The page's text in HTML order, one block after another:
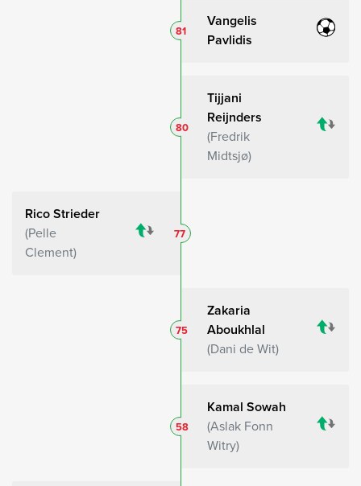
Vangelis
Pavlidis
81
Tijjani
Reijnders
Fredrik
Midtsjø
80
Rico Strieder
Pelle
Clement
77
Zakaria
Aboukhlal
Dani de Wit
75
Kamal Sowah
Aslak Fonn
Witry
58